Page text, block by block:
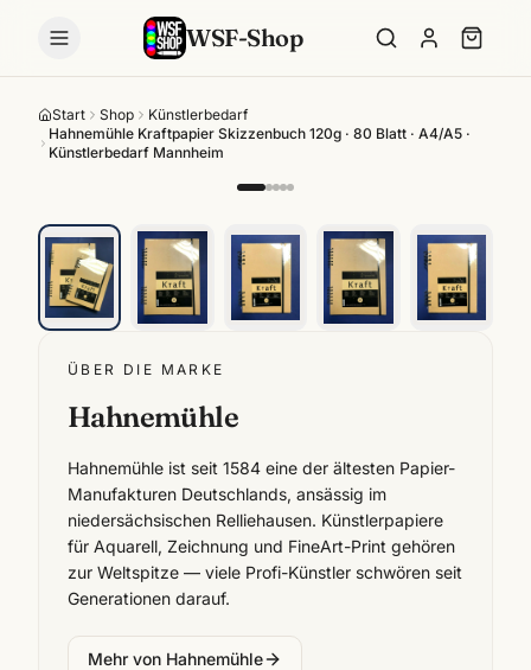
WSF-Shop
Start Shop
Künstlerbedarf
Hahnemühle Kraftpapier Skizzenbuch 120g · 80 Blatt · A4/A5 ·
Künstlerbedarf Mannheim
ÜBER DIE MARKE
Hahnemühle
Hahnemühle ist seit 1584 eine der ältesten Papier-
Manufakturen Deutschlands, ansässig im
niedersächsischen Relliehausen. Künstlerpapiere
für Aquarell, Zeichnung und FineArt-Print gehören
zur Weltspitze — viele Profi-Künstler schwören seit
Generationen darauf.
Mehr von Hahnemühle